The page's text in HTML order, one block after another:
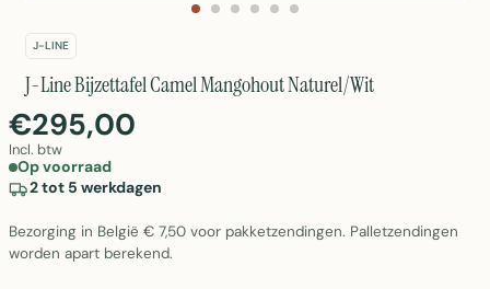
J-LINE
J-Line Bijzettafel Camel Mangohout Naturel/Wit
€295,00
Incl. btw
Op voorraad
2 tot 5 werkdagen
Bezorging in België € 7,50 voor pakketzendingen. Palletzendingen
worden apart berekend.